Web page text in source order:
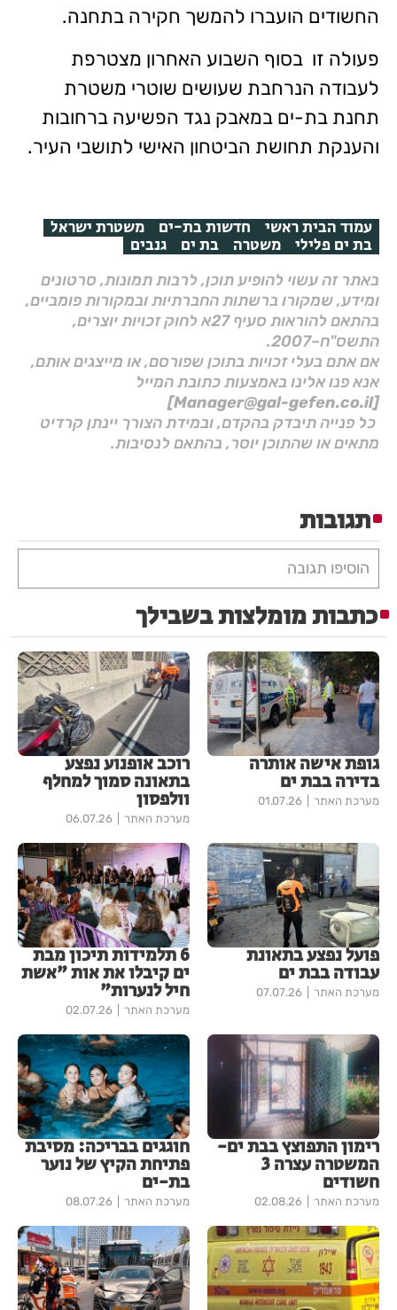
החשודים הועברו להמשך חקירה בתחנה.
פעולה זו בסוף השבוע האחרון מצטרפת
לעבודה הנרחבת שעושים שוטרי משטרת
תחנת בת-ים במאבק נגד הפשיעה ברחובות
והענקת תחושת הביטחון האישי לתושבי העיר.
עמוד הבית ראשי חדשות בת-ים משטרת ישראל
בת ים פלילי משטרה בת ים גנבים
באתר זה עשוי להופיע תוכן, לרבות תמונות, סרטונים
ומידע, שמקורו ברשתות החברתיות ובמקורות פומביים,
בהתאם להוראות סעיף 27א לחוק זכויות יוצרים,
התשס"ח–2007.
אם אתם בעלי זכויות בתוכן שפורסם, או מייצגים אותם,
אנא פנו אלינו באמצעות כתובת המייל
[Manager@gal-gefen.co.il]
כל פנייה תיבדק בהקדם, ובמידת הצורך יינתן קרדיט
מתאים או שהתוכן יוסר, בהתאם לנסיבות.
תגובות
הוסיפו תגובה
כתבות מומלצות בשבילך
גופת אישה אותרה
בדירה בבת ים
מערכת האתר 01.07.26
רוכב אופנוע נפצע
בתאונה סמוך למחלף
וולפסון
מערכת האתר 06.07.26
פועל נפצע בתאונת
עבודה בבת ים
מערכת האתר 07.07.26
6 תלמידות תיכון מבת
ים קיבלו את אות "אשת
חיל לנערות"
מערכת האתר 02.07.26
רימון התפוצץ בבת ים-
המשטרה עצרה 3
חשודים
מערכת האתר 02.08.26
חוגגים בבריכה: מסיבת
פתיחת הקיץ של נוער
בת-ים
מערכת האתר 08.07.26